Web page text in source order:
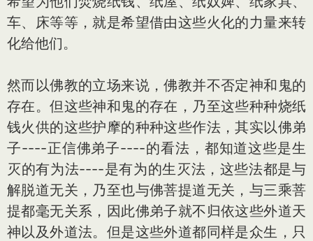
车、床等等，就是希望借由这些火化的力量来转
化给他们。
然而以佛教的立场来说，佛教并不否定神和鬼的
存在。但这些神和鬼的存在，乃至这些种种烧纸
钱火供的这些护摩的种种这些作法，其实以佛弟
子----正信佛弟子----的看法，都知道这些是生
灭的有为法----是有为的生灭法，这些法都是与
解脱道无关，乃至也与佛菩提道无关，与三乘菩
提都毫无关系，因此佛弟子就不归依这些外道天
神以及外道法。但是这些外道都同样是众生，只